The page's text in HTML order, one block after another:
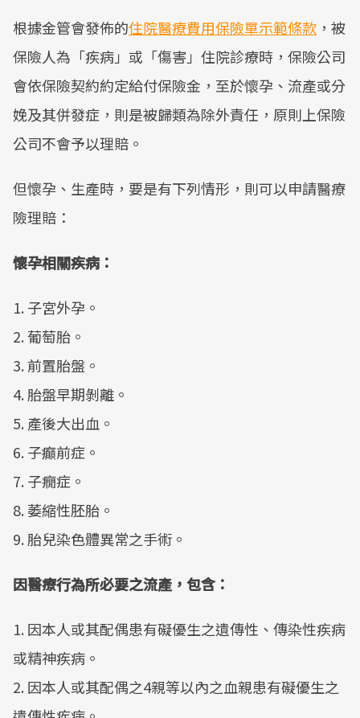
根據金管會發佈的住院醫療費用保險單示範條款 ，被
保險人為「疾病」或「傷害」住院診療時，保險公司
會依保險契約約定給付保險金，至於懷孕、流產或分
娩及其併發症，則是被歸類為除外責任，原則上保險
公司不會予以理賠。
但懷孕、生產時，要是有下列情形，則可以申請醫療
險理賠：
懷孕相關疾病：
1. 子宮外孕。
2. 葡萄胎。
3. 前置胎盤。
4. 胎盤早期剝離。
5. 產後大出血。
6. 子癲前症。
7. 子癇症。
8. 萎縮性胚胎。
9. 胎兒染色體異常之手術。
因醫療行為所必要之流產，包含：
1. 因本人或其配偶患有礙優生之遺傳性、傳染性疾病
或精神疾病。
2. 因本人或其配偶之4親等以內之血親患有礙優生之